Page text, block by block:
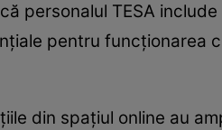
personalul TESA
pentru funcționarea
din spațiul online au